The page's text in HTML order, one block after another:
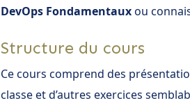
DevOps Fondamentauxou
Structure du cours
Ce cours comprend des
classe et d’autres exercices